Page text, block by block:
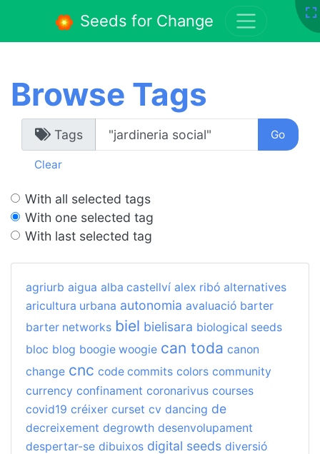
Browse Tags
Tags
Clear
With all selected tags
With one selected tag
With last selected tag
agriurb aigua alba castellví alex ribó alternatives
aricultura urbana autonomia avaluació barter
barter networks biel bielisara biological seeds
bloc blog boogie woogie can toda canon
change cnc code commits colors community
currency confinament coronarivus courses
covid19 créixer curset cv dancing de
decreixement degrowth desenvolupament
despertar-se dibuixos digital seeds diversió
Seeds for Change